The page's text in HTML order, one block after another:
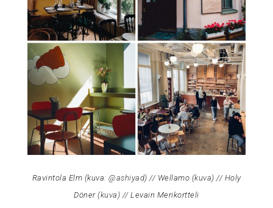
Ravintola Elm (kuva: @ashiyad) // Wellamo (kuva) // Holy
Döner (kuva ) // Levain Merikortteli